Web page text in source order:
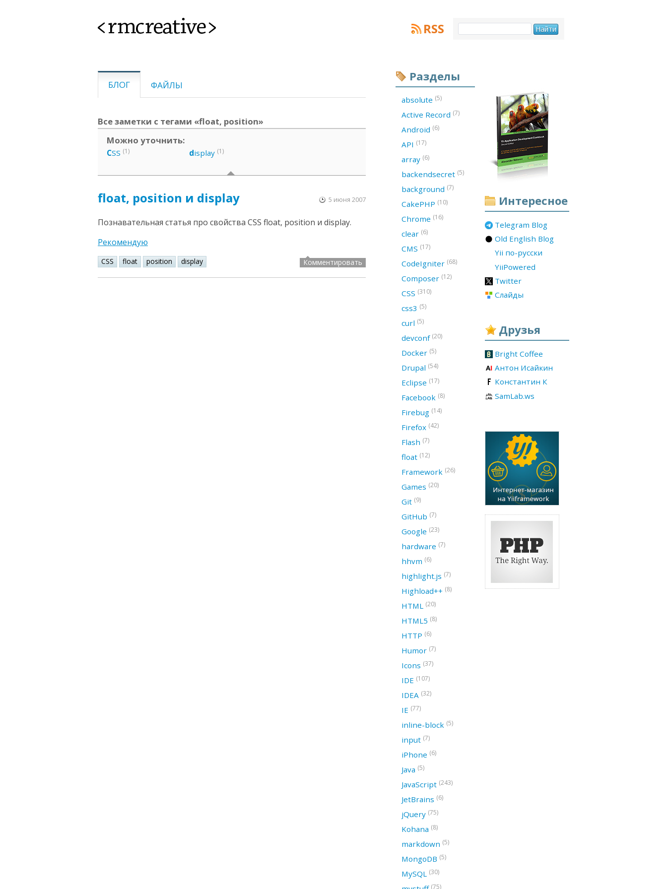
<rmcreative> RSS
БЛОГ ФАЙЛЫ
Все заметки с тегами «float, position»
Можно уточнить:
CSS (1) display (1)
float, position и display 5 июня 2007
Познавательная статья про свойства CSS float, position и display.
Рекомендую
CSS float position display Комментировать
Интересное
Telegram Blog
Old English Blog
Yii по-русски
YiiPowered
Twitter
Слайды
Друзья
Bright Coffee
Антон Исайкин
Константин К
SamLab.ws
Разделы
absolute (5)
Active Record (7)
Android (6)
API (17)
array (6)
backendsecret (5)
background (7)
CakePHP (10)
Chrome (16)
clear (6)
CMS (17)
CodeIgniter (68)
Composer (12)
CSS (310)
css3 (5)
curl (5)
devconf (20)
Docker (5)
Drupal (54)
Eclipse (17)
Facebook (8)
Firebug (14)
Firefox (42)
Flash (7)
float (12)
Framework (26)
Games (20)
Git (9)
GitHub (7)
Google (23)
hardware (7)
hhvm (6)
highlight.js (7)
Highload++ (8)
HTML (20)
HTML5 (8)
HTTP (6)
Humor (7)
Icons (37)
IDE (107)
IDEA (32)
IE (77)
inline-block (5)
input (7)
iPhone (6)
Java (5)
JavaScript (243)
JetBrains (6)
jQuery (75)
Kohana (8)
markdown (5)
MongoDB (5)
MySQL (30)
(75)